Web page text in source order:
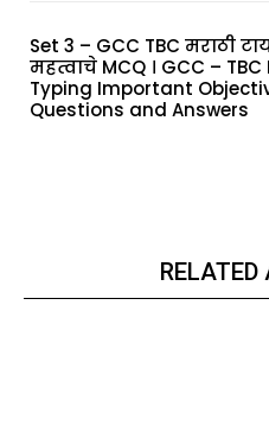
Set 3 – GCC TBC मराठी
महत्वाचे MCQ । GCC –
Typing Important
Questions and Answers
RELATED